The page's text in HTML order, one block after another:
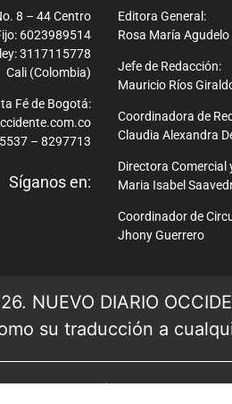
8 – 44 Centro
6023989514
3117115778
Cali (Colombia)
Fé de Bogotá:
– 8297713
Síganos en:
Editora General:
Rosa María Agudelo
Jefe de Redacción:
Mauricio Ríos
Coordinadora de
Claudia Alexandra
Directora Comercial
Maria Isabel
Coordinador de
Jhony Guerrero
NUEVO DIARIO
su traducción a